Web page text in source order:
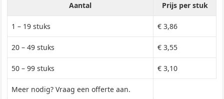
Aantal Prijs per stuk
1 – 19 stuks € 3,86
20 – 49 stuks € 3,55
50 – 99 stuks € 3,10
Meer nodig? Vraag een offerte aan.